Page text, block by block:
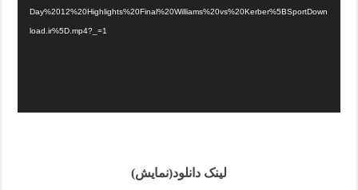
Day%2012%20Highlights%20Final%20Williams%20vs%20Kerber%5BSportDown
load.ir%5D.mp4?_=1
لینک دانلود(نمایش)